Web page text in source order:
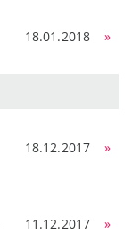
18.01.2018 »
18.12.2017 »
11.12.2017 »